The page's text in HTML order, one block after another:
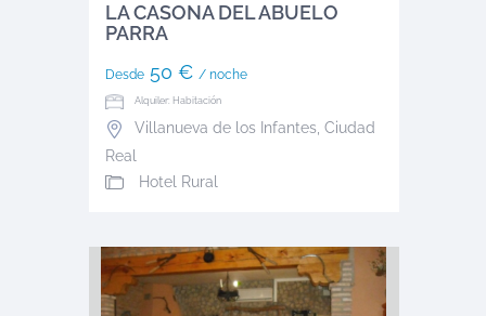
LA CASONA DEL ABUELO
PARRA
Desde50 € / noche
Alquiler: Habitación
Villanueva de los Infantes, Ciudad
Real
Hotel Rural